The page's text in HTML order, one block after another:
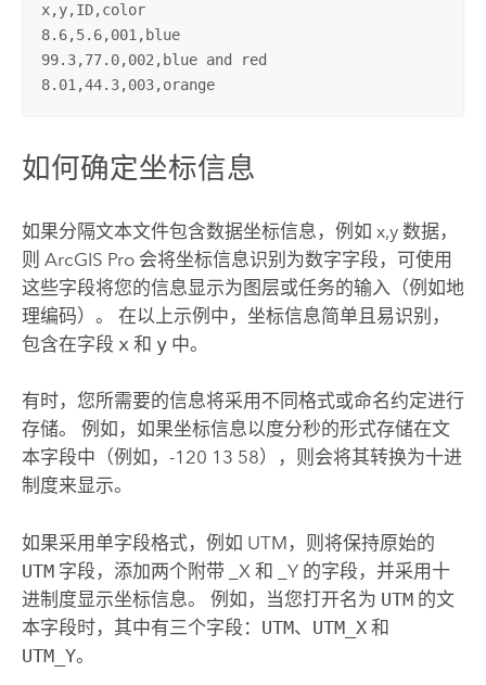
x,y,ID,color
8.6,5.6,001,blue
99.3,77.0,002,blue and red
8.01,44.3,003,orange
如何确定坐标信息
如果分隔文本文件包含数据坐标信息，例如 x,y 数据，
则 ArcGIS Pro会将坐标信息识别为数字字段，可使用
这些字段将您的信息显示为图层或任务的输入（例如地
理编码）。 在以上示例中，坐标信息简单且易识别，
包含在字段 x和 y中。
有时，您所需要的信息将采用不同格式或命名约定进行
存储。 例如，如果坐标信息以度分秒的形式存储在文
本字段中（例如，-120 13 58），则会将其转换为十进
制度来显示。
如果采用单字段格式，例如 UTM，则将保持原始的
UTM字段，添加两个附带 _X 和 _Y 的字段，并采用十
进制度显示坐标信息。 例如，当您打开名为 UTM的文
本字段时，其中有三个字段： UTM、 UTM_X和
UTM_Y。